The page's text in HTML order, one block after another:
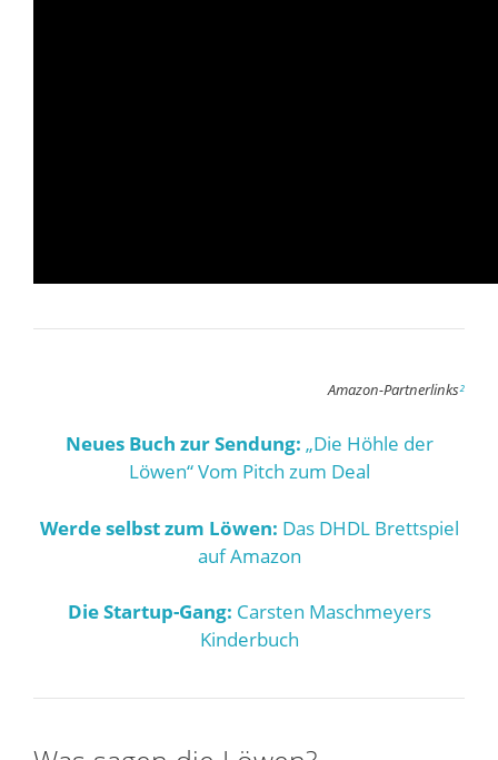
Amazon-Partnerlinks²
Neues Buch zur Sendung: „Die Höhle der
Löwen“ Vom Pitch zum Deal
Werde selbst zum Löwen: Das DHDL Brettspiel
auf Amazon
Die Startup-Gang: Carsten Maschmeyers
Kinderbuch